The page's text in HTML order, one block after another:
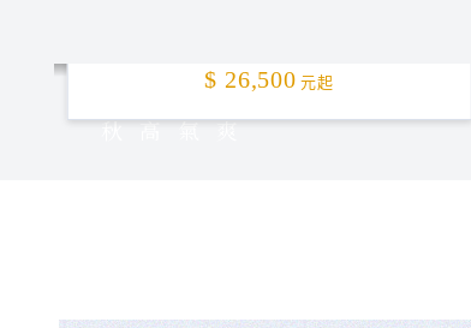
秋高氣爽
$ 26,500 元起